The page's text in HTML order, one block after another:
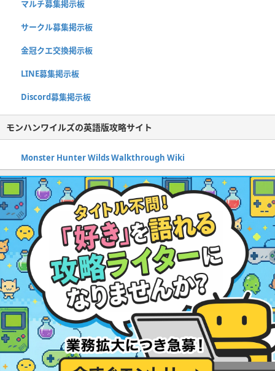
マルチ募集掲示板
サークル募集掲示板
金冠クエ交換掲示板
LINE募集掲示板
Discord募集掲示板
モンハンワイルズの英語版攻略サイト
Monster Hunter Wilds Walkthrough Wiki